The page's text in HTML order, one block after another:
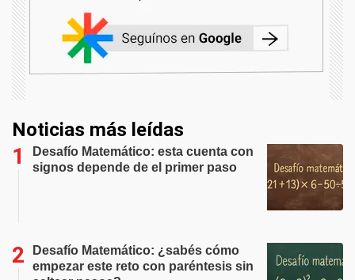
Noticias más leídas
Desafío Matemático: esta cuenta con
signos depende de el primer paso
Desafío Matemático: ¿sabés cómo
empezar este reto con paréntesis sin